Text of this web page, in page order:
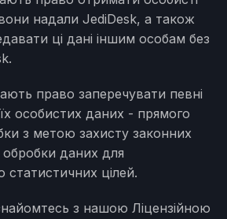
надали JediDesk, а також
ці дані іншим особам без
право заперечувати певні
особистих даних - прямого
з метою захисту законних
обробки даних для
статистичних цілей.
з нашою Ліцензійною